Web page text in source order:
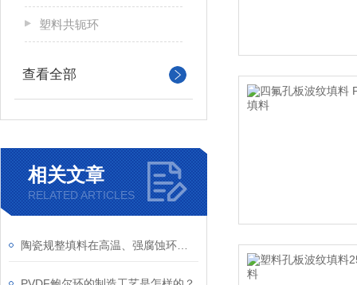
塑料共轭环
查看全部
相关文章
RELATED ARTICLES